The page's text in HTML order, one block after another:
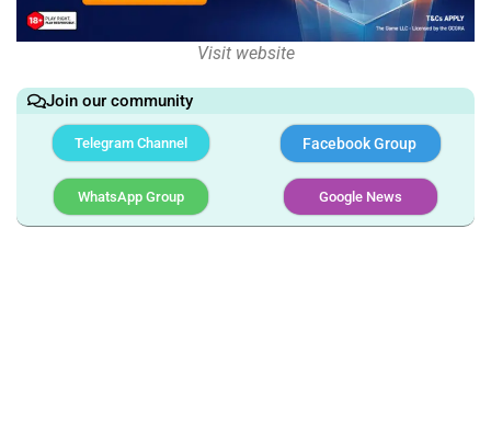
Visit website
Join our community
Telegram Channel Facebook Group
WhatsApp Group Google News